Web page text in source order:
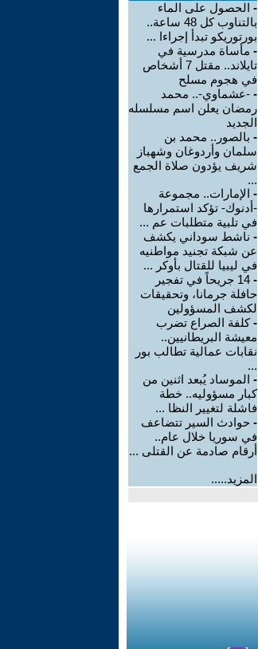
- الحصول على الماء
بالتناوب كل 48 ساعة..
بورتوريكو تبدأ إجراءا ...
- مأساة مدرسية في
تايلاند.. مقتل 7 أشخاص
في هجوم مسلح
- -عشماوي-.. محمد
رمضان يعلن اسم مسلسله
الجديد
- بالصور.. محمد بن
سلمان وأردوغان وشهباز
شريف يؤدون صلاة الجمع
...
- الإمارات.. مجموعة
-أدنوك- تؤكد استمرارها
في تلبية متطلبات عم ...
- ناشط سوداني يكشف
عن شبكة تجنيد مواطنيه
في ليبيا للقتال بأوكر ...
-
14 جريحاً في تفجير
حافلة جرمانا، وتحقيقات
لكشف المسؤولين
-كلفة الصراع تضرب
معيشة البريطانيين..
نقابات عمالية تطالب بور
...
- الموساد يُبعد اثنين من
كبار مسؤوليه.. خطة
فاشلة لتغيير النظا ...
- حوادث السير تتضاعف
في سوريا خلال عام..
أرقام صادمة عن القتلى ...
المزيد.....